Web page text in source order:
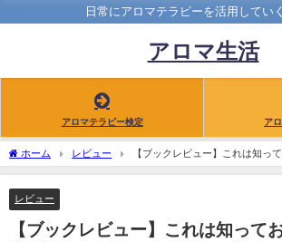
日常にアロマテラピーを活用してい
アロマ生活
アロマテラピー検定 ア
ホーム レビュー
【ブックレビュー】これは知っ
たアロマセラピーの効力』
レビュー
【ブックレビュー】これは知って